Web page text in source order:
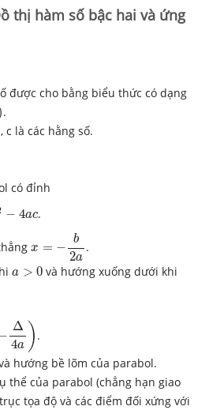
thị hàm số bậc hai và ứng
được cho bằng biểu thức có dạng
.
c là các hằng số.
có đỉnh
− 4ac.
x = −
b
2a
a
.
a > 0
a >0 và hướng xuống dưới khi
Δ
4a )
a
.
hướng bề lõm của parabol.
thể của parabol (chẳng hạn giao
tọa độ và các điểm đối xứng với